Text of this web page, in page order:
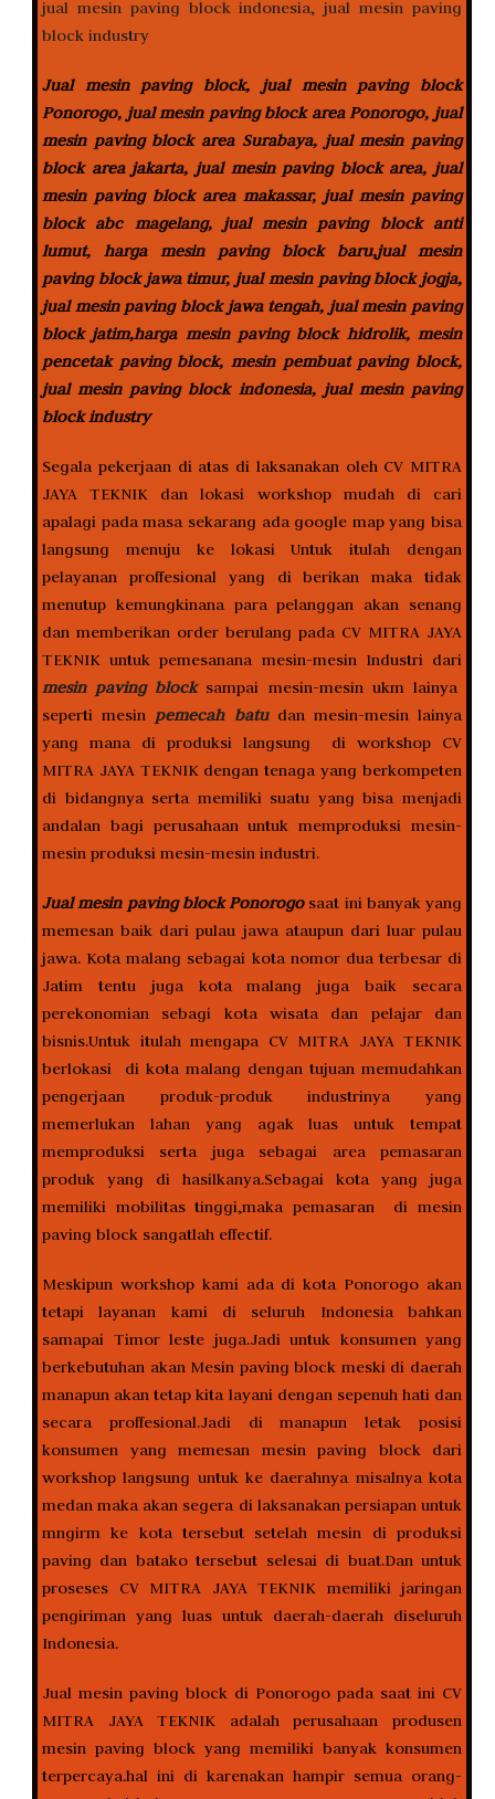
Jual mesin paving block, jual mesin paving block
Ponorogo, jual mesin paving block area Ponorogo, jual
mesin paving block area Surabaya, jual mesin paving
block area jakarta, jual mesin paving block area, jual
mesin paving block area makassar, jual mesin paving
block abc magelang, jual mesin paving block anti
lumut, harga mesin paving block baru,jual mesin
paving block jawa timur, jual mesin paving block jogja,
jual mesin paving block jawa tengah, jual mesin paving
block jatim,harga mesin paving block hidrolik, mesin
pencetak paving block, mesin pembuat paving block,
jual mesin paving block indonesia, jual mesin paving
block industry
Segala pekerjaan di atas di laksanakan oleh CV MITRA
JAYA TEKNIK dan lokasi workshop mudah di cari
apalagi pada masa sekarang ada google map yang bisa
langsung menuju ke lokasi Untuk itulah dengan
pelayanan proffesional yang di berikan maka tidak
menutup kemungkinana para pelanggan akan senang
dan memberikan order berulang pada CV MITRA JAYA
TEKNIK untuk pemesanana mesin-mesin Industri dari
mesin paving block sampai mesin-mesin ukm lainya
seperti mesin pemecah batu dan mesin-mesin lainya
yang mana di produksi langsung di workshop CV
MITRA JAYA TEKNIK dengan tenaga yang berkompeten
di bidangnya serta memiliki suatu yang bisa menjadi
andalan bagi perusahaan untuk memproduksi mesin-
mesin produksi mesin-mesin industri.
Jual mesin paving block Ponorogosaat ini banyak yang
memesan baik dari pulau jawa ataupun dari luar pulau
jawa. Kota malang sebagai kota nomor dua terbesar di
Jatim tentu juga kota malang juga baik secara
perekonomian sebagi kota wisata dan pelajar dan
bisnis.Untuk itulah mengapa CV MITRA JAYA TEKNIK
berlokasi di kota malang dengan tujuan memudahkan
pengerjaan produk-produk industrinya yang
memerlukan lahan yang agak luas untuk tempat
memproduksi serta juga sebagai area pemasaran
produk yang di hasilkanya.Sebagai kota yang juga
memiliki mobilitas tinggi,maka pemasaran di mesin
paving block sangatlah effectif.
Meskipun workshop kami ada di kota Ponorogo akan
tetapi layanan kami di seluruh Indonesia bahkan
samapai Timor leste juga.Jadi untuk konsumen yang
berkebutuhan akan Mesin paving block meski di daerah
manapun akan tetap kita layani dengan sepenuh hati dan
secara proffesional.Jadi di manapun letak posisi
konsumen yang memesan mesin paving block dari
workshop langsung untuk ke daerahnya misalnya kota
medan maka akan segera di laksanakan persiapan untuk
mngirm ke kota tersebut setelah mesin di produksi
paving dan batako tersebut selesai di buat.Dan untuk
proseses CV MITRA JAYA TEKNIK memiliki jaringan
pengiriman yang luas untuk daerah-daerah diseluruh
Indonesia.
Jual mesin paving block di Ponorogo pada saat ini CV
MITRA JAYA TEKNIK adalah perusahaan produsen
mesin paving block yang memiliki banyak konsumen
terpercaya.hal ini di karenakan hampir semua orang-